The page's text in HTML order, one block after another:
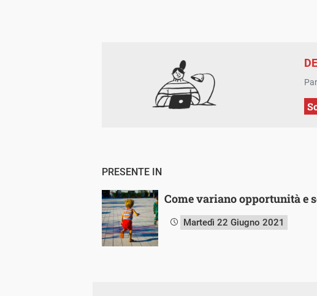
PRESENTE IN
Come variano opportunità
Martedì 22 Giugno 2021